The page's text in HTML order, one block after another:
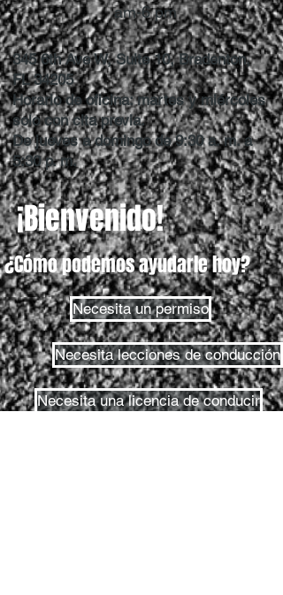
am-6 pm
345 6th Ave W, Suite 10, Bradenton,
FL 34205
Horario de oficina: martes y miércoles
solo con cita previa.
De jueves a domingo de 9:30 a. m. a
5:30 p. m.
¡Bienvenido!
¿Cómo podemos ayudarle hoy?
Necesita un permiso
Necesita lecciones de conducción
Necesita una licencia de conducir